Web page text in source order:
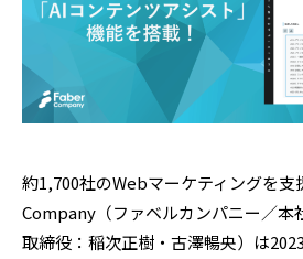
約1,700社のWebマーケティングを
Company（ファベルカンパニー／本
取締役：稲次正樹・古澤暢央）は